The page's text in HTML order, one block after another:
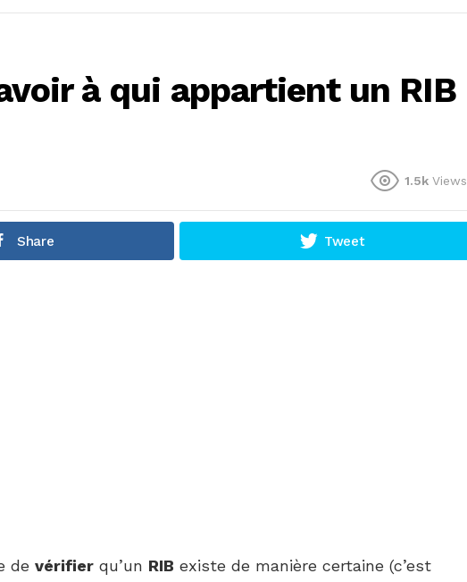
à qui appartient un RIB
1.5k Views
Share Tweet
de vérifier qu’un RIB existe de manière certaine (c’est